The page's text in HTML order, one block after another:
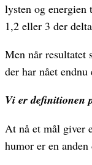
lysten og
1,2 eller 3 der
Men når resultatet
der har nået endnu
Vi er definitionen
At nå et mål giver
humor er en